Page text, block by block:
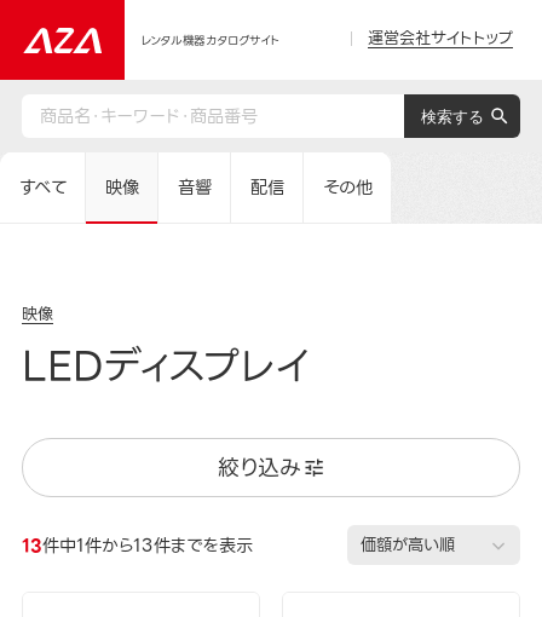
レンタル機器カタログサイト 運営会社サイトトップ
すべて 映像 音響 配信 その他
映像
LEDディスプレイ
絞り込み
13件中1件から13件までを表示